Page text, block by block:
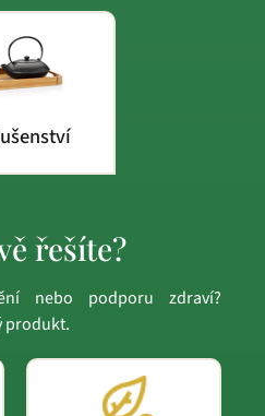
řešíte?
nebo podporu zdraví?
produkt.